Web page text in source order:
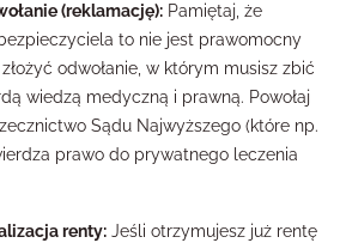
(reklamację): Pamiętaj, że
to nie jest prawomocny
odwołanie, w którym musisz zbić
wiedzą medyczną i prawną. Powołaj
Sądu Najwyższego (które np.
prawo do prywatnego leczenia
renty: Jeśli otrzymujesz już rentę